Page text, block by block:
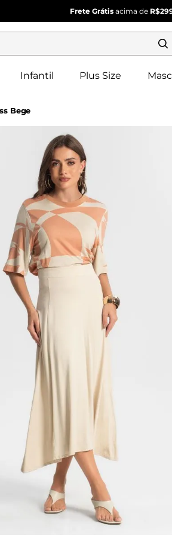
Frete Grátis acima de
Infantil Plus Size
Bege
Termos mais
buscados